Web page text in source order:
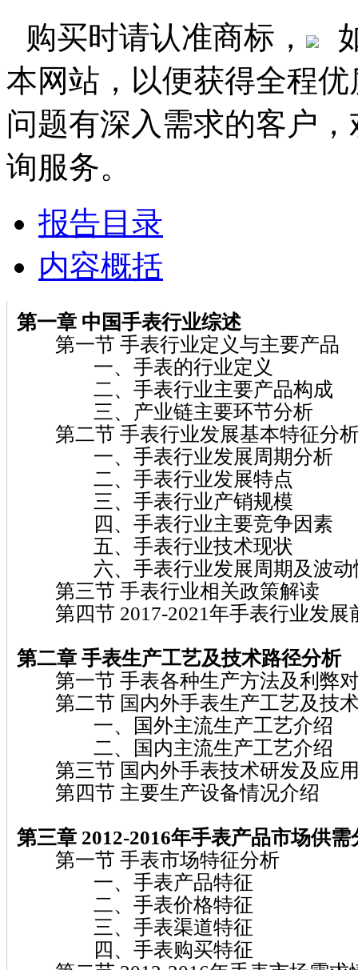
购买时请认准商标，
本网站，以便获得全程
问题有深入需求的客户
询服务。
报告目录
内容概括
第一章 中国手表行业综述
第一节 手表行业定义与主要产品
一、手表的行业定义
二、手表行业主要产品构成
三、产业链主要环节分析
第二节 手表行业发展基本特征分
一、手表行业发展周期分析
二、手表行业发展特点
三、手表行业产销规模
四、手表行业主要竞争因素
五、手表行业技术现状
六、手表行业发展周期及波动
第三节 手表行业相关政策解读
第四节 2017-2021年手表行业发展
第二章 手表生产工艺及技术路径分析
第一节 手表各种生产方法及利弊
第二节 国内外手表生产工艺及技
一、国外主流生产工艺介绍
二、国内主流生产工艺介绍
第三节 国内外手表技术研发及应
第四节 主要生产设备情况介绍
第三章 2012-2016年手表产品市场供需
第一节 手表市场特征分析
一、手表产品特征
二、手表价格特征
三、手表渠道特征
四、手表购买特征